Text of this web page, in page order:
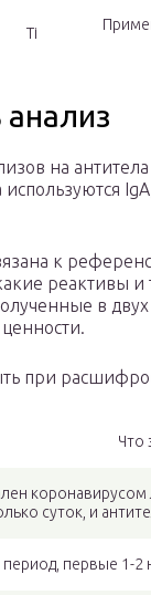
Ti
на
к
реактивы
в
при
Что
суток, и
первые 1-2